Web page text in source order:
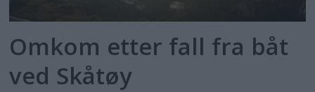
Omkom etter fall fra båt
ved Skåtøy